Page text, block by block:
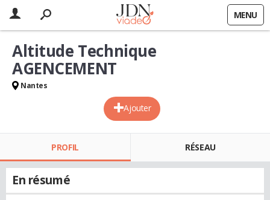
MENU
Ajouter
Altitude Technique
AGENCEMENT
Nantes
PROFIL RÉSEAU
En résumé